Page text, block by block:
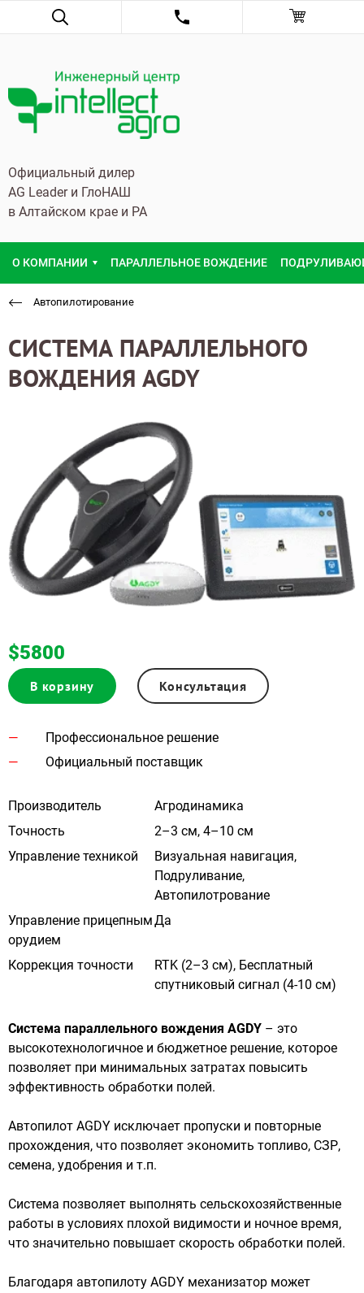
Официальный дилер
AG Leader и ГлоНАШ
в Алтайском крае и РА
О КОМПАНИИ ПАРАЛЛЕЛЬНОЕ ВОЖДЕНИЕ
Автопилотирование
CИСТЕМА ПАРАЛЛЕЛЬНОГО
ВОЖДЕНИЯ AGDY
$5800
В корзину Консультация
Профессиональное решение
Официальный поставщик
Производитель
Агродинамика
Точность
2–3 см, 4–10 см
Управление техникой
Визуальная навигация,
Подруливание,
Автопилотрование
Управление прицепным
орудием
Да
Коррекция точности
RTK (2–3 см), Бесплатный
спутниковый сигнал (4-10 см)
Система параллельного вождения AGDY – это
высокотехнологичное и бюджетное решение, которое
позволяет при минимальных затратах повысить
эффективность обработки полей.
Автопилот AGDY исключает пропуски и повторные
прохождения, что позволяет экономить топливо, СЗР,
семена, удобрения и т.п.
Система позволяет выполнять сельскохозяйственные
работы в условиях плохой видимости и ночное время,
что значительно повышает скорость обработки полей.
Благодаря автопилоту AGDY механизатор может